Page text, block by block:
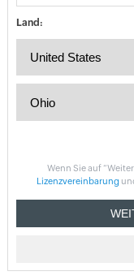
Land:
Wenn Sie auf
Lizenzvereinbarung